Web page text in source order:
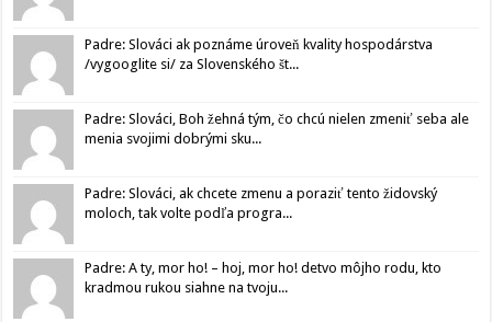
Padre: Slováci ak poznáme úroveň kvality hospodárstva
/vygooglite si/ za Slovenského št...
Padre: Slováci, Boh žehná tým, čo chcú nielen zmeniť seba ale
menia svojimi dobrými sku...
Padre: Slováci, ak chcete zmenu a poraziť tento židovský
moloch, tak volte podľa progra...
Padre: A ty, mor ho! – hoj, mor ho! detvo môjho rodu, kto
kradmou rukou siahne na tvoju...